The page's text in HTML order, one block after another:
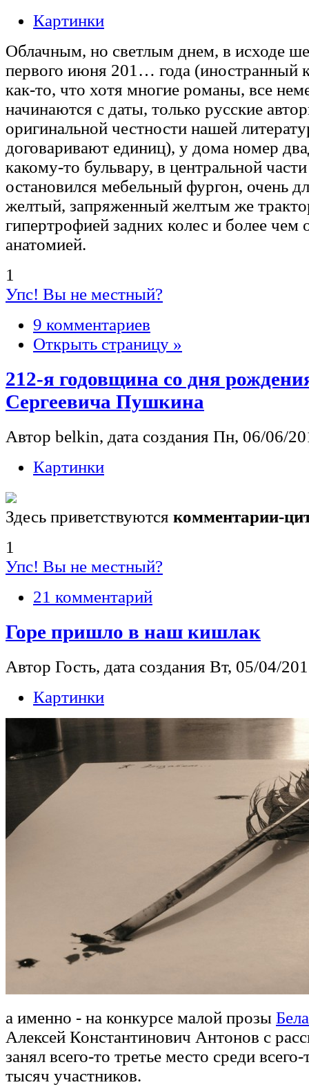
Картинки
Облачным, но светлым днем, в исходе
первого июня 201… года (иностранный
как-то, что хотя многие романы, все
начинаются с даты, только русские
оригинальной честности нашей
договаривают единиц), у дома номер
какому-то бульвару, в центральной
остановился мебельный фургон, очень
желтый, запряженный желтым же
гипертрофией задних колес и более чем
анатомией.
1
Упс! Вы не местный?
9 комментариев
Открыть страницу »
212-я годовщина со дня
Сергеевича Пушкина
Автор belkin, дата создания Пн, 06/06/
Картинки
Здесь приветствуются комментарии-
1
Упс! Вы не местный?
21 комментарий
Горе пришло в наш кишлак
Автор Гость, дата создания Вт, 05/04/
Картинки
а именно - на конкурсе малой прозы
Алексей Константинович Антонов с
занял всего-то третье место среди
тысяч участников.